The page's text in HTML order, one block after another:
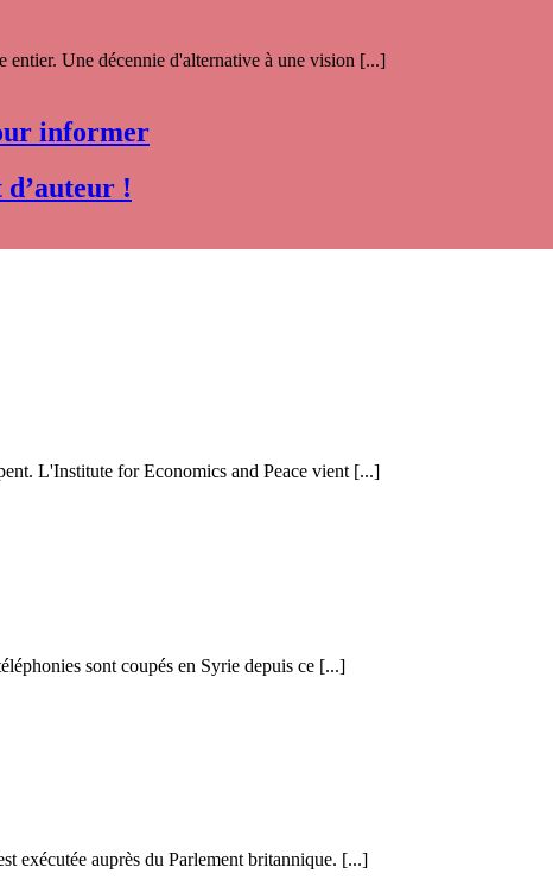
entier. Une décennie d'alternative à une vision [...]
informer
!
L'Institute for Economics and Peace vient [...]
sont coupés en Syrie depuis ce [...]
exécutée auprès du Parlement britannique. [...]